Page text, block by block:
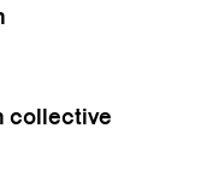
collective